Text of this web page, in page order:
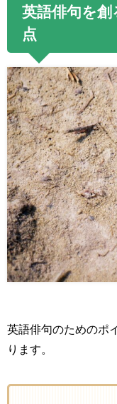
英語俳句を
点
英語俳句のためのポ
ります。